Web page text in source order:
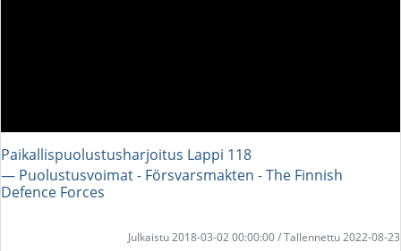
Paikallispuolustusharjoitus Lappi 118
― Puolustusvoimat - Försvarsmakten - The Finnish
Defence Forces
Julkaistu 2018-03-02 00:00:00 / Tallennettu 2022-08-23